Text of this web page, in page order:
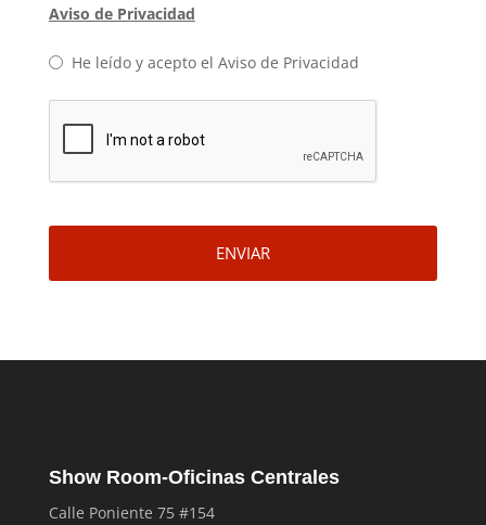
Aviso de Privacidad
He leído y acepto el Aviso de Privacidad
ENVIAR
Show Room-Oficinas Centrales
Calle Poniente 75 #154